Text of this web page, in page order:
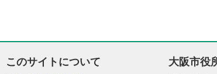
このサイトについて 大阪市役